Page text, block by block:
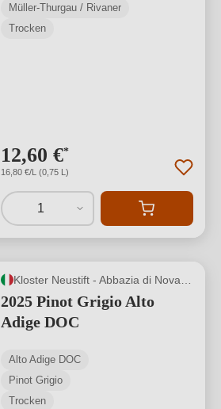
Müller-Thurgau / Rivaner
Trocken
12,60 €*
16,80 €/L (0,75 L)
1
2025 Pinot Grigio Alto
Adige DOC
Alto Adige DOC
Pinot Grigio
Trocken